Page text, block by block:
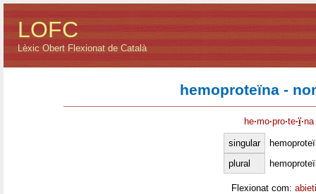
LOFC
Lèxic Obert Flexionat de Català
hemoproteïna -
he·mo·pro·te·ï·na
singular
plural
Flexionat com: